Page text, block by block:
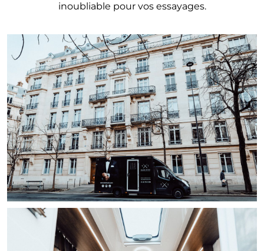
inoubliable pour vos essayages.